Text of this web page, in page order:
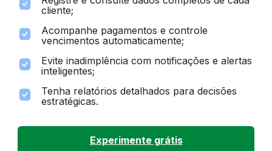
cliente;
Acompanhe pagamentos e controle
vencimentos automaticamente;
Evite inadimplência com notificações e alertas
inteligentes;
Tenha relatórios detalhados para decisões
estratégicas.
Experimente grátis